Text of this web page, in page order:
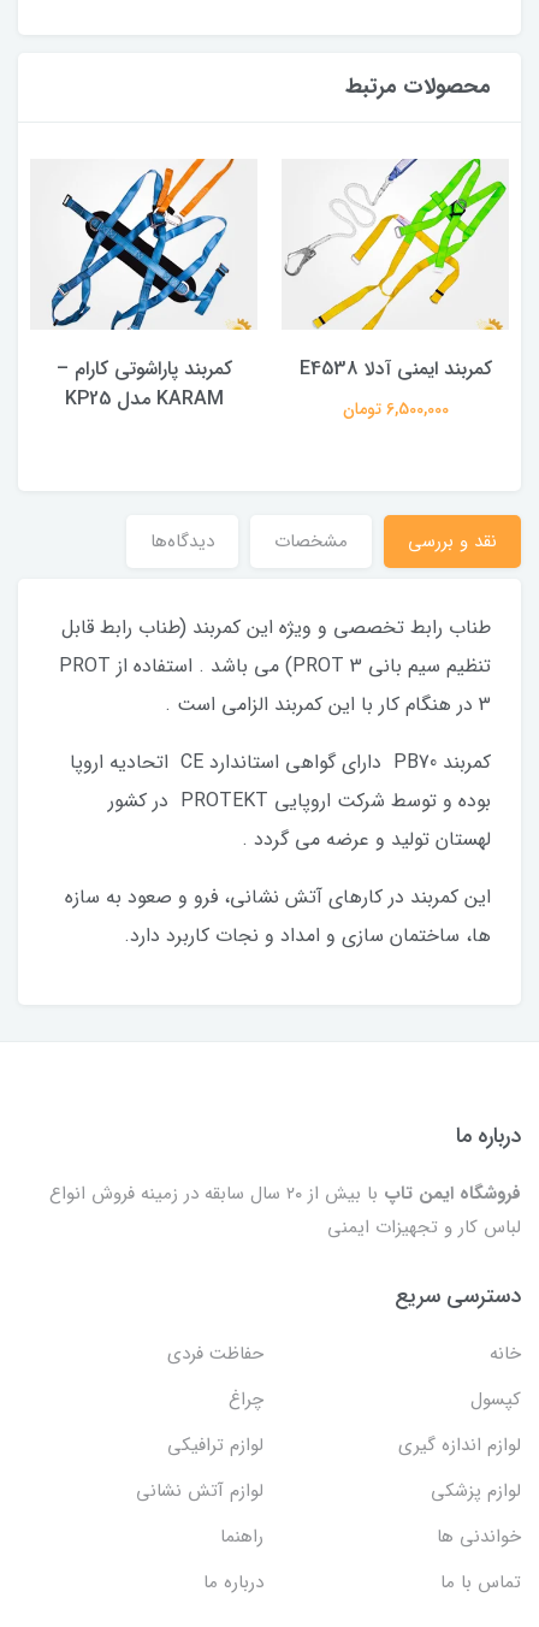
محصولات مرتبط
کمربند ایمنی آدلا E4538
6,500,000 تومان
کمربند پاراشوتی کارام –
KARAM مدل KP25
نقد و بررسی مشخصات دیدگاه‌ها
طناب رابط تخصصی و ویژه این کمربند (طناب رابط قابل
تنظیم سیم بانی PROT 3) می باشد . استفاده از PROT
3 در هنگام کار با این کمربند الزامی است .
کمربند PB70 دارای گواهی استاندارد CE اتحادیه اروپا
بوده و توسط شرکت اروپایی PROTEKT در کشور
لهستان تولید و عرضه می گردد .
این کمربند در کارهای آتش نشانی، فرو و صعود به سازه
ها، ساختمان سازی و امداد و نجات کاربرد دارد.
درباره ما
فروشگاه ایمن تاپ
با بیش از ۲۰ سال سابقه در زمینه فروش انواع
لباس کار و تجهیزات ایمنی
دسترسی سریع
خانه
حفاظت فردی
کپسول
چراغ
لوازم اندازه گیری
لوازم ترافیکی
لوازم پزشکی
لوازم آتش نشانی
خواندنی ها
راهنما
تماس با ما
درباره ما